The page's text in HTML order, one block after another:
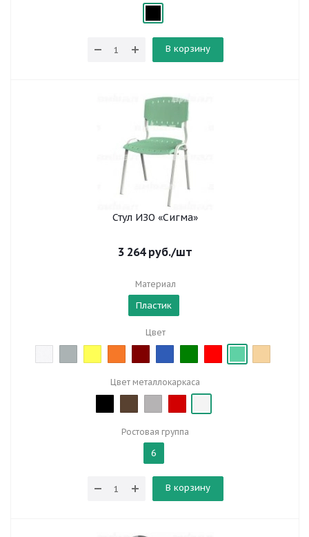
В корзину
Стул ИЗО «Сигма»
3 264руб./шт
Материал
Пластик
Цвет
Цвет металлокаркаса
Ростовая группа
6
В корзину